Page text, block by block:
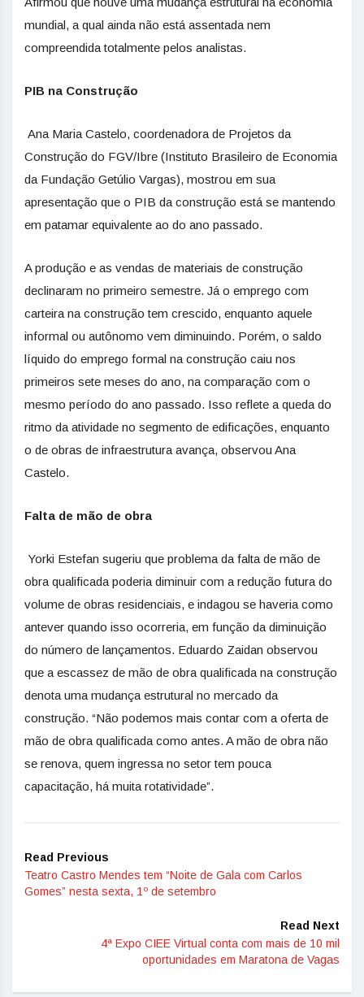
mundial, a qual ainda não está assentada nem
compreendida totalmente pelos analistas.
PIB na Construção
Ana Maria Castelo, coordenadora de Projetos da
Construção do FGV/Ibre (Instituto Brasileiro de Economia
da Fundação Getúlio Vargas), mostrou em sua
apresentação que o PIB da construção está se mantendo
em patamar equivalente ao do ano passado.
A produção e as vendas de materiais de construção
declinaram no primeiro semestre. Já o emprego com
carteira na construção tem crescido, enquanto aquele
informal ou autônomo vem diminuindo. Porém, o saldo
líquido do emprego formal na construção caiu nos
primeiros sete meses do ano, na comparação com o
mesmo período do ano passado. Isso reflete a queda do
ritmo da atividade no segmento de edificações, enquanto
o de obras de infraestrutura avança, observou Ana
Castelo.
Falta de mão de obra
Yorki Estefan sugeriu que problema da falta de mão de
obra qualificada poderia diminuir com a redução futura do
volume de obras residenciais, e indagou se haveria como
antever quando isso ocorreria, em função da diminuição
do número de lançamentos. Eduardo Zaidan observou
que a escassez de mão de obra qualificada na construção
denota uma mudança estrutural no mercado da
construção. “Não podemos mais contar com a oferta de
mão de obra qualificada como antes. A mão de obra não
se renova, quem ingressa no setor tem pouca
capacitação, há muita rotatividade”.
Read Previous
Teatro Castro Mendes tem “Noite de Gala com Carlos
Gomes” nesta sexta, 1º de setembro
Read Next
4ª Expo CIEE Virtual conta com mais de 10 mil
oportunidades em Maratona de Vagas